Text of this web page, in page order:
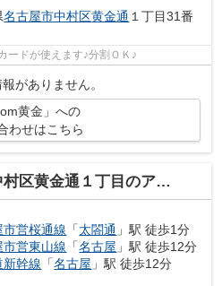
名古屋市中村区黄金通 １丁目31番
ードが使えます♪分割ＯＫ♪
がありません。
黄金」への
わせはこちら
黄金通１丁目のアパート
市営桜通線 「太閤通 」駅 徒歩1分
市営東山線 「名古屋 」駅 徒歩12分
新幹線 「名古屋 」駅 徒歩12分